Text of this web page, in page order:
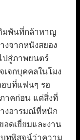
มพันที่กล้าหาญ
จากหนังสยอง
ปสู่ภาพยนตร์
จกบุคคลในโมง
บที่แฟนๆ รอ
าคก่อน แต่สิ่งที่
งอารมณ์ที่หนัก
ดเยี่ยมและงาน
บทพิสูจน์ว่าความ